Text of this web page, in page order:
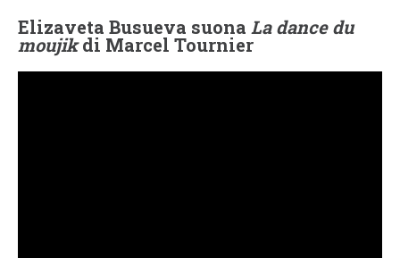
Elizaveta Busueva suona La dance du
moujikdi Marcel Tournier